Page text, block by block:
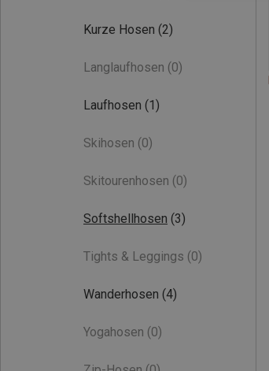
Kurze Hosen (2)
Langlaufhosen (0)
Laufhosen (1)
Skihosen (0)
Skitourenhosen (0)
Softshellhosen (3)
Tights & Leggings (0)
Wanderhosen (4)
Yogahosen (0)